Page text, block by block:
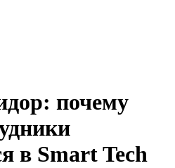
почему
в Smart Tech